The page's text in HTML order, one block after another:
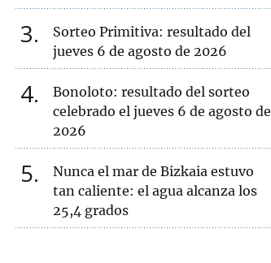
3
Sorteo Primitiva: resultado del
jueves 6 de agosto de 2026
4
Bonoloto: resultado del sorteo
celebrado el jueves 6 de agosto de
2026
5
Nunca el mar de Bizkaia estuvo
tan caliente: el agua alcanza los
25,4 grados